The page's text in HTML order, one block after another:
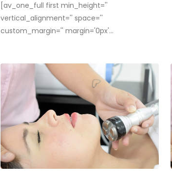
[av_one_full first min_height=''
vertical_alignment='' space=''
custom_margin='' margin='0px'...